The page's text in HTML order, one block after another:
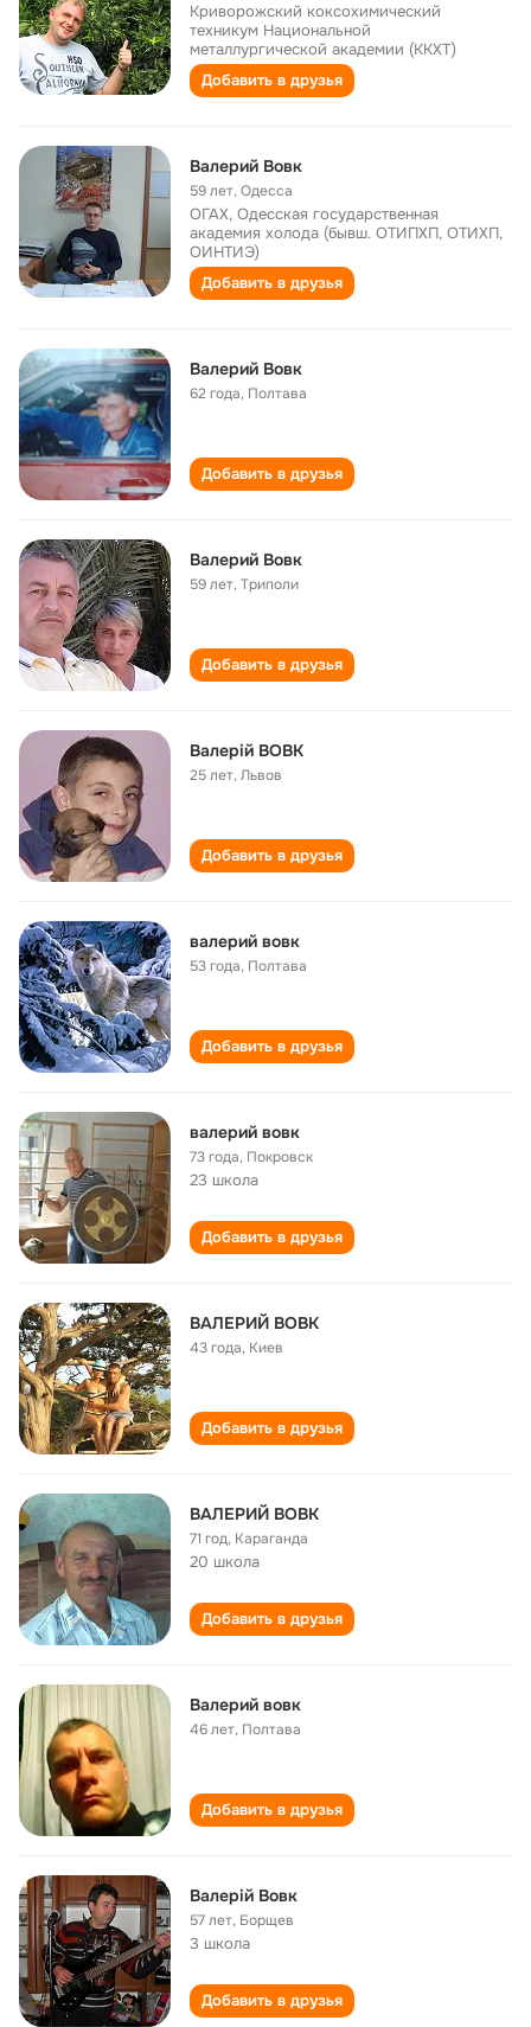
Криворожский коксохимический
техникум Национальной
металлургической академии (ККХТ)
Добавить в друзья
Валерий Вовк
59 лет,Одесса
ОГАХ, Одесская государственная
академия холода (бывш. ОТИПХП, ОТИХП,
ОИНТИЭ)
Добавить в друзья
Валерий Вовк
62 года, Полтава
Добавить в друзья
Валерий Вовк
59 лет,Триполи
Добавить в друзья
Валерій ВОВК
25 лет,Львов
Добавить в друзья
валерий вовк
53 года, Полтава
Добавить в друзья
валерий вовк
73 года, Покровск
23 школа
Добавить в друзья
ВАЛЕРИЙ ВОВК
43 года, Киев
Добавить в друзья
ВАЛЕРИЙ ВОВК
71 год, Караганда
20 школа
Добавить в друзья
Валерий вовк
46 лет, Полтава
Добавить в друзья
Валерій Вовк
57 лет, Борщев
3 школа
Добавить в друзья